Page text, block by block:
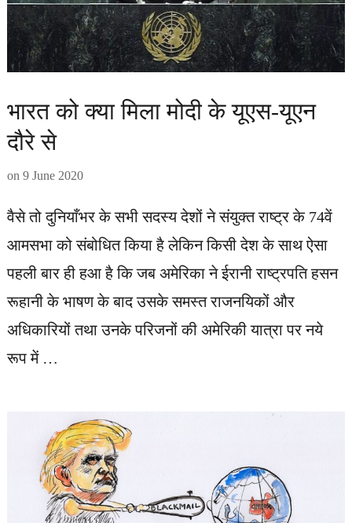
भारत को क्या मिला मोदी के यूएस-यूएन
दौरे से
on 9 June 2020
वैसे तो दुनियाँभर के सभी सदस्य देशों ने संयुक्त राष्ट्र के 74वें
आमसभा को संबोधित किया है लेकिन किसी देश के साथ ऐसा
पहली बार ही हआ है कि जब अमेरिका ने ईरानी राष्ट्रपति हसन
रूहानी के भाषण के बाद उसके समस्त राजनयिकों और
अधिकारियों तथा उनके परिजनों की अमेरिकी यात्रा पर नये
रूप में …